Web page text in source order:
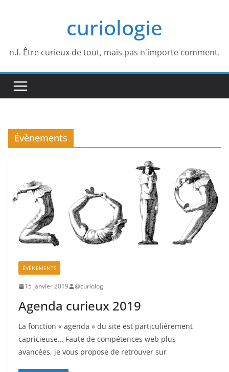
curiologie
n.f. Être curieux de tout, mais pas n'importe comment.
Évènements
ÉVÈNEMENTS
15 janvier 2019 @curiolog
Agenda curieux 2019
La fonction « agenda » du site est particulièrement
capricieuse… Faute de compétences web plus
avancées, je vous propose de retrouver sur